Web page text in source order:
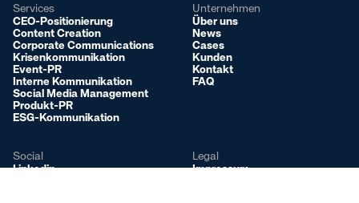
Deutsch
Services
CEO-Positionierung
Content Creation
Corporate Communications
Krisenkommunikation
Event-PR
Interne Kommunikation
Social Media Management
Produkt-PR
ESG-Kommunikation
Unternehmen
Über uns
News
Cases
Kunden
Kontakt
FAQ
Social
Linkedin
Legal
Impressum